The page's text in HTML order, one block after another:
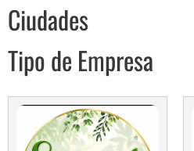
Ciudades
Tipo de Empresa